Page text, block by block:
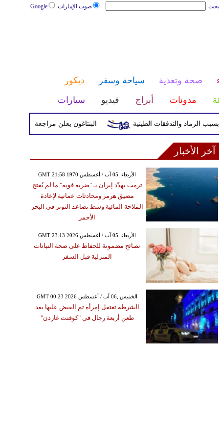
صوت الإمارات Google
صحة وتغذية سياحة وسفر
ديكور
مدونات أبراج فيديو سيارات
البنتاغون يعلن مراجعة التواجد
آخر الأخبار
GMT 21:58 1970 الأربعاء ,05 آب / أغسطس
ترمب يهدّد إيران بـ "ضربة قوية" ما لم يُفتح
مضيق هرمز ومحادثات عمانية لإعادة
الملاحة المائية وسط تصاعد التوتر في البحر
الأحمر
GMT 23:13 2026 الأربعاء ,05 آب / أغسطس
نصائح مضمونة للحفاظ على صحة النباتات
المنزلية قبل السفر
GMT 00:23 2026 الخميس ,06 آب / أغسطس
الشرطة تعتقل إمرأة تم القبض عليها بعد
طعن أربعة رجال في "كوفنت غاردن"